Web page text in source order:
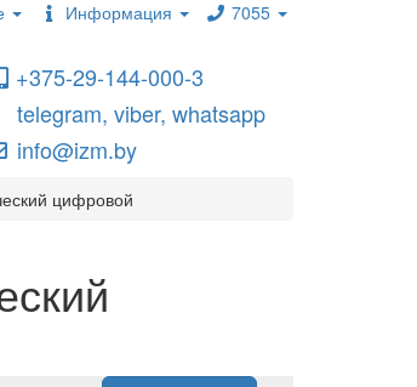
Информация 7055
+375-29-144-000-3
telegram, viber, whatsapp
info@izm.by
цифровой